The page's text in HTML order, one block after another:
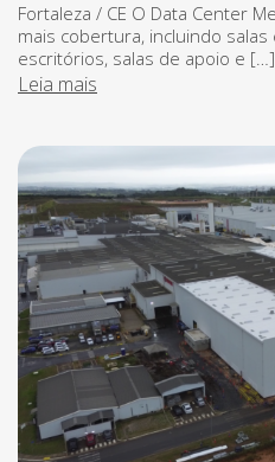
Fortaleza / CE O Data Center
mais cobertura, incluindo
escritórios, salas de apoio e […]
Leia mais